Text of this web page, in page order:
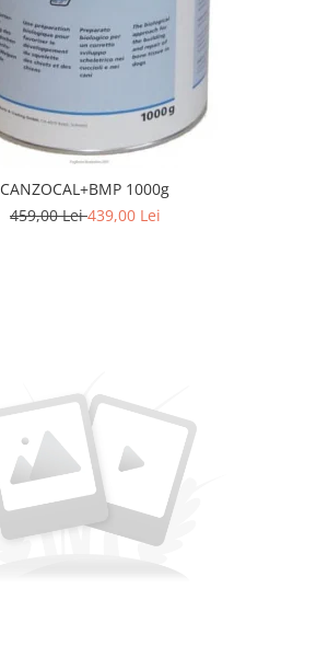
CANZOCAL+BMP 1000g
459,00 Lei439,00 Lei